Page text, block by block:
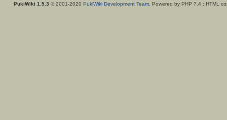
PukiWiki 1.5.3 © 2001-2020 PukiWiki Development Team. Powered by PHP 7.4 : HTML